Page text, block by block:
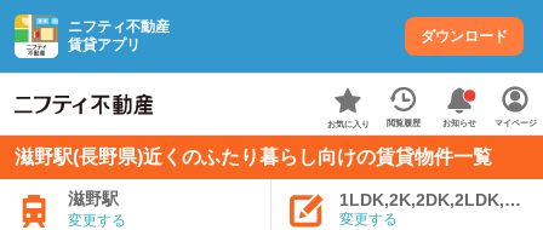
ニフティ不動産
賃貸アプリ
ダウンロード
お気に入り 閲覧履歴 お知らせ マイページ
滋野駅(長野県)近くのふたり暮らし向けの賃貸物件一覧
滋野駅
変更する 変更する